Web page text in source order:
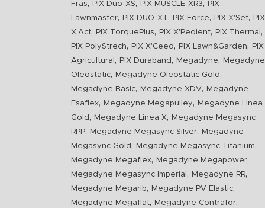
Fras, PIX Duo-XS, PIX MUSCLE-XR3,
PIX
Lawnmaster, PIX DUO-XT , PIX Force, PIX X'Set,
PIX
X'Act, PIX TorquePlus, PIX X'Pedient, PIX Thermal ,
PIX PolyStrech, PIX X'Ceed , PIX Lawn&Garden,
PIX
Agricultural , PIX Duraband , Megadyne,
Megadyne
Oleostatic, Megadyne Oleostatic Gold ,
Megadyne Basic, Megadyne XDV,
Megadyne
Esaflex, Megadyne Megapulley,
Megadyne Linea
Gold , Megadyne Linea X,
Megadyne Megasync
RPP, Megadyne Megasync Silver,
Megadyne
Megasync Gold , Megadyne Megasync Titanium,
Megadyne Megaflex, Megadyne Megapower,
Megadyne Megasync Imperial , Megadyne RR,
Megadyne Megarib, Megadyne PV Elastic,
Megadyne Megaflat, Megadyne Contrafor,